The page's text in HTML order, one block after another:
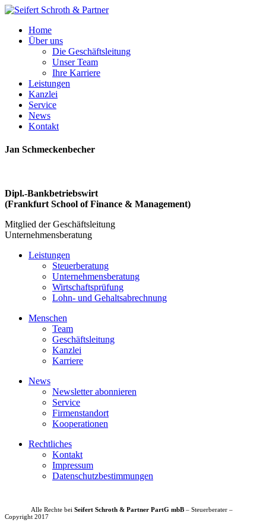
Home
Über uns
Die Geschäftsleitung
Unser Team
Ihre Karriere
Leistungen
Kanzlei
Service
News
Kontakt
Jan Schmeckenbecher
Dipl.-Bankbetriebswirt
(Frankfurt School of Finance & Management)
Mitglied der Geschäftsleitung
Unternehmensberatung
Leistungen
Steuerberatung
Unternehmensberatung
Wirtschaftsprüfung
Lohn- und Gehaltsabrechnung
Menschen
Team
Geschäftsleitung
Kanzlei
Karriere
News
Newsletter abonnieren
Service
Firmenstandort
Kooperationen
Rechtliches
Kontakt
Impressum
Datenschutzbestimmungen
Alle Rechte bei Seifert Schroth & Partner PartG mbB – Steuerberater –
Copyright 2017